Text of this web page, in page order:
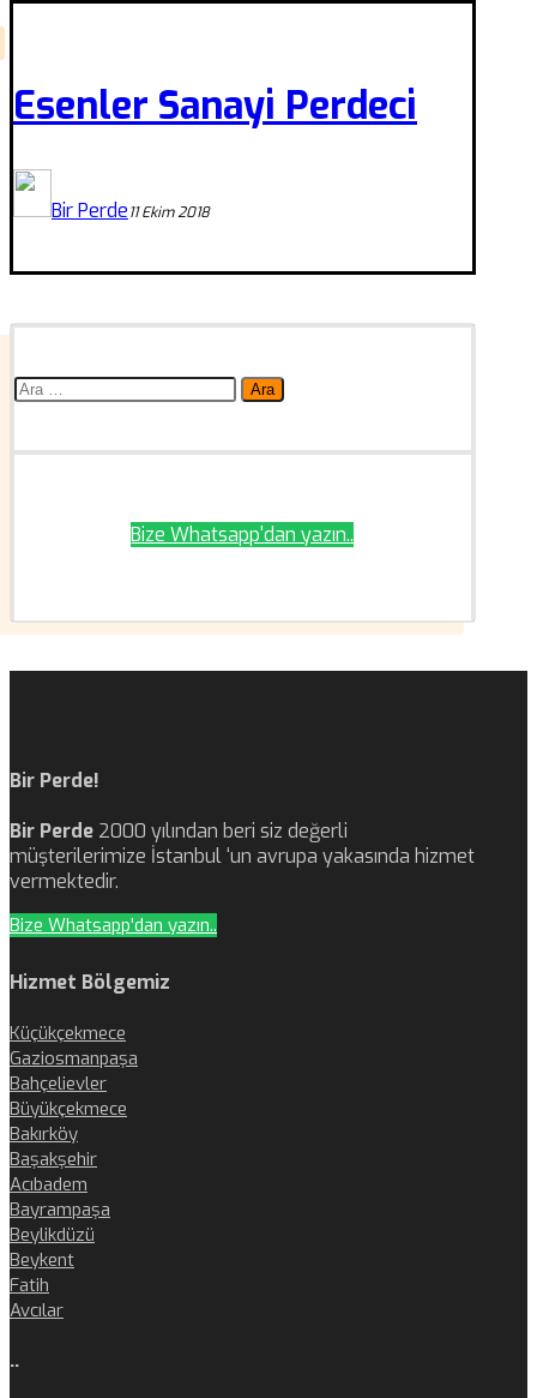
Esenler Sanayi Perdeci
Bir Perde11 Ekim 2018
Arama:
Bize Whatsapp'dan yazın..
Bir Perde!
Bir Perde 2000 yılından beri siz değerli
müşterilerimize İstanbul ‘un avrupa yakasında hizmet
vermektedir.
Bize Whatsapp'dan yazın..
Hizmet Bölgemiz
Küçükçekmece
Gaziosmanpaşa
Bahçelievler
Büyükçekmece
Bakırköy
Başakşehir
Acıbadem
Bayrampaşa
Beylikdüzü
Beykent
Fatih
Avcılar
..